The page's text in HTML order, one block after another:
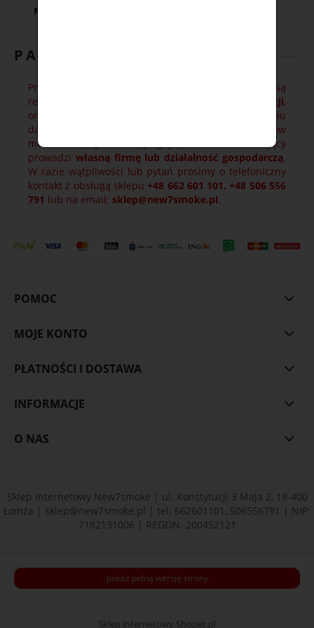
Miętowy
PAMIĘTAJ !
Produkty dostępne w naszym sklepie objęte są
regulacjami prawnymi. Stąd
konieczność rejestracji,
oraz podania wymaganych przez system sklepu
danych. Zamówienia wyżej wymienionych produktów
możliwe są tylko wtedy, gdy podmiot zamawiający
prowadzi własną firmę lub działalność gospodarczą.
W razie wątpliwości lub pytań prosimy o telefoniczny
kontakt z obsługą sklepu +48 662 601 101, +48 506 556
791 lub na email: sklep@new7smoke.pl.
POMOC
MOJE KONTO
PŁATNOŚCI I DOSTAWA
INFORMACJE
O NAS
Sklep internetowy New7smoke | ul. Konstytucji 3 Maja 2, 18-400
Łomża | sklep@new7smoke.pl | tel. 662601101 , 506556791
| NIP:
7182131006 | REGON: 200452121
pokaż pełną wersję strony
Sklep internetowy Shoper.pl